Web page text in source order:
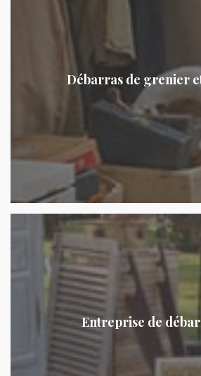
Débarras de grenier
Entreprise de